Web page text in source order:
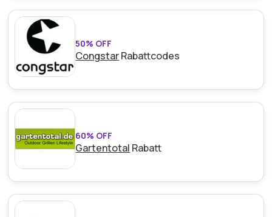
50% OFF
CongstarRabattcodes
60% OFF
Gartentotal Rabatt